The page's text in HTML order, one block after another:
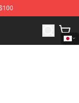
The Legend of